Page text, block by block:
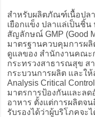
สำหรับผลิตภัณฑ์เนื้อปล
เยือกแข็ง ปลาแล่เป็นชิ้
สัญลักษณ์ GMP (Good
มาตรฐานควบคุมการผลิ
ดูแลของ สำนักงานคณะ
กระทรวงสาธารณสุข ส
กระบวนการผลิต และให้
Analysis Critical
มาตรการป้องกันและลด
อาหาร ตั้งแต่การผลิตจ
รับรองได้ว่าผู้บริโภคจะ